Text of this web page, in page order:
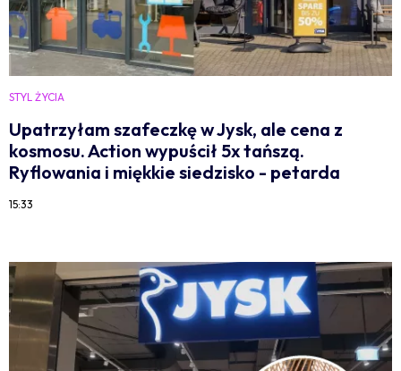
STYL ŻYCIA
Upatrzyłam szafeczkę w Jysk, ale cena z
kosmosu. Action wypuścił 5x tańszą.
Ryflowania i miękkie siedzisko - petarda
15:33